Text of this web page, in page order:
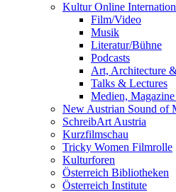
Kultur Online
Film/Video
Musik
Literatur/Bühne
Podcasts
Art, Architecture
Talks & Lectures
Medien,
New Austrian Sound of
SchreibArt Austria
Kurzfilmschau
Tricky Women Filmrolle
Kulturforen
Österreich Bibliotheken
Österreich Institute